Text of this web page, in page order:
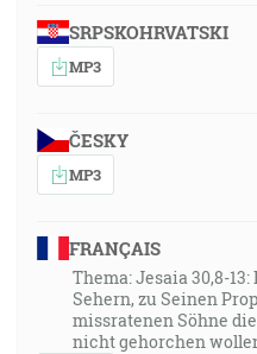
SRPSKOHRVATSKI
MP3
ČESKY
MP3
FRANÇAIS
Thema: Jesaia 30,8-
Sehern, zu Seinen
missratenen Söhne
nicht gehorchen